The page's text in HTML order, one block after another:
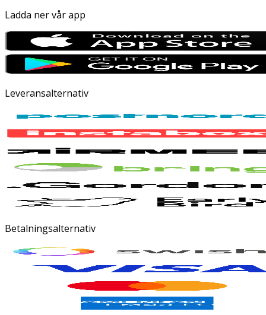
Ladda ner vår app
Leveransalternativ
Betalningsalternativ